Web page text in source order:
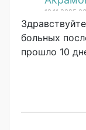
10.11.2025
больных
прошло 10